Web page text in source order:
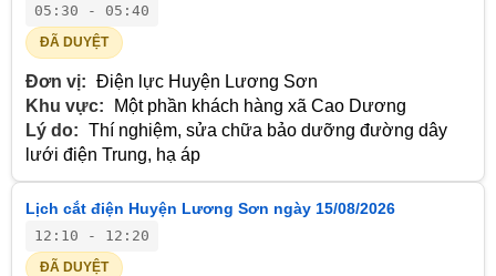
05:30 - 05:40
ĐÃ DUYỆT
Đơn vị: Điện lực Huyện Lương Sơn
Khu vực:
Một phần khách hàng xã Cao Dương
Lý do: Thí nghiệm, sửa chữa bảo dưỡng đường dây
lưới điện Trung, hạ áp
Lịch cắt điện Huyện Lương Sơn ngày 15/08/2026
12:10 - 12:20
ĐÃ DUYỆT